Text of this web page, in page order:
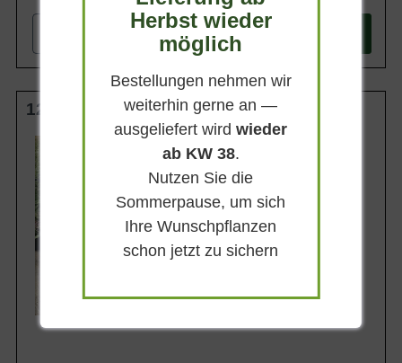
+ In den
125-150 cm C15
1,5 - 2 m
Belaubung
Blatt- / Nadelfarbe
Frischgrün
Standort
Lieferbar
Herbst wieder
möglich
Bestellungen nehmen wir
weiterhin gerne an —
ausgeliefert wirdwieder
ab KW 38.
Nutzen Sie die
Sommerpause, um sich
Ihre Wunschpflanzen
schon jetzt zu sichern